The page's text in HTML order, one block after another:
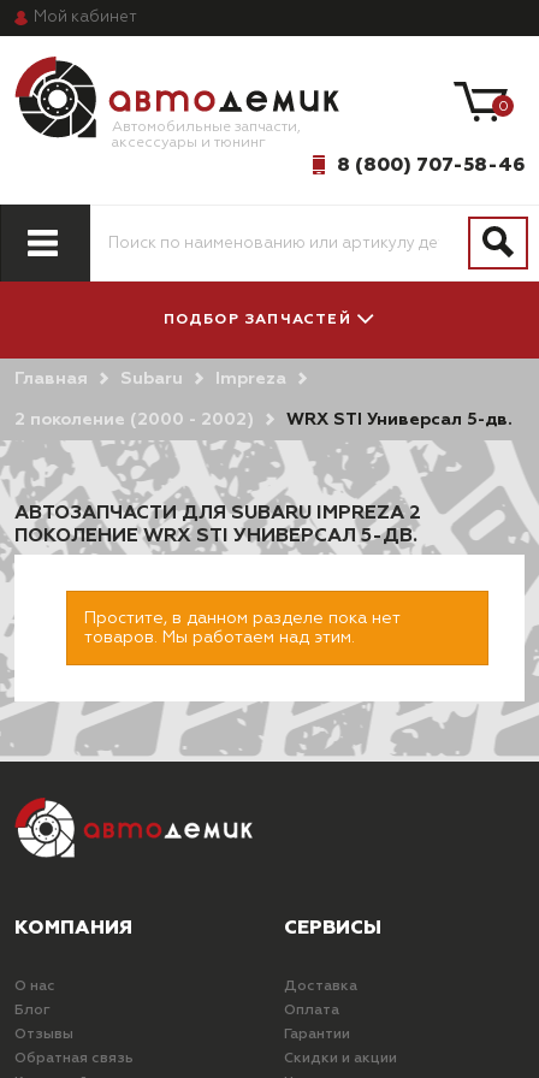
Мой кабинет
Автомобильные запчасти,
аксессуары и тюнинг
8 (800) 707-58-46
0
ПОДБОР ЗАПЧАСТЕЙ
АВТОМОБИЛЯ
И АГРЕГАТАМ
ПОДОБРАТЬ
Главная Subaru Impreza
2 поколение (2000 - 2002) WRX STI Универсал 5-дв.
АВТОЗАПЧАСТИ ДЛЯ SUBARU IMPREZA 2
ПОКОЛЕНИЕ WRX STI УНИВЕРСАЛ 5-ДВ.
Простите, в данном разделе пока нет
товаров. Мы работаем над этим.
КОМПАНИЯ
О нас
Блог
Отзывы
Обратная связь
СЕРВИСЫ
Доставка
Оплата
Гарантии
Скидки и акции